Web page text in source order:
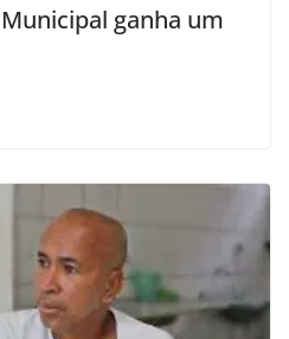
ganha um